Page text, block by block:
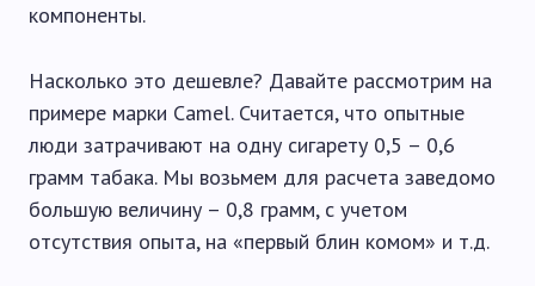
компоненты.
Насколько это дешевле? Давайте рассмотрим на
примере марки Camel. Считается, что опытные
люди затрачивают на одну сигарету 0,5 – 0,6
грамм табака. Мы возьмем для расчета заведомо
большую величину – 0,8 грамм, с учетом
отсутствия опыта, на «первый блин комом» и т.д.